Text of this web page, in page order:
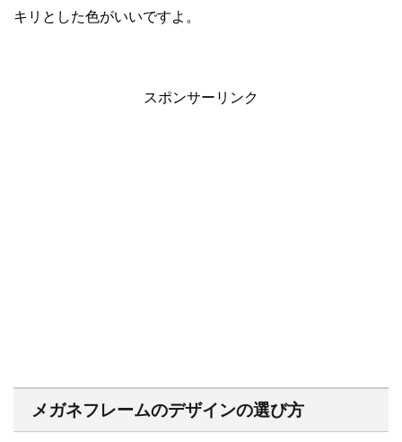
キリとした色がいいですよ。
スポンサーリンク
メガネフレームのデザインの選び方